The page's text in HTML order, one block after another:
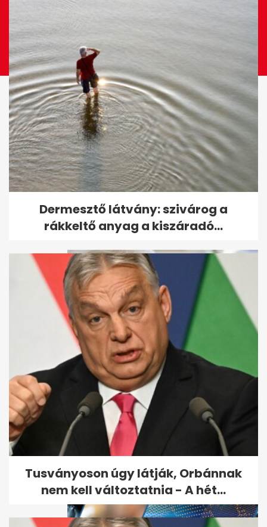
Csípő érzés, gyakori vizelési
inger: hol kérjünk segítséget...
A demencia első jelét sokan
nem veszik észre: lépcsőzés
közben...
Dermesztő látvány: szivárog a
rákkeltő anyag a kiszáradó...
Tusványoson úgy látják, Orbánnak
nem kell változtatnia - A hét...